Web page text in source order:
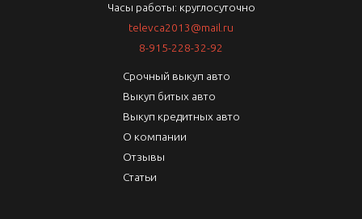
Часы работы: круглосуточно
televca2013@mail.ru
8-915-228-32-92
Срочный выкуп авто
Выкуп битых авто
Выкуп кредитных авто
О компании
Отзывы
Статьи